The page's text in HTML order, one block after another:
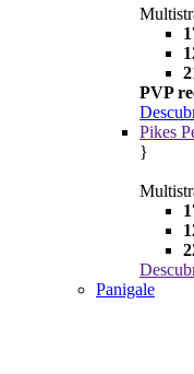
PVP
Pikes
}
Panigale